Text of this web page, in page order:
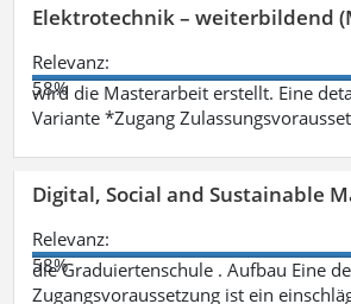
Elektrotechnik – weiterbildend
Relevanz:
58%
wird die Masterarbeit erstellt. Eine
Variante *Zugang
Digital, Social and Sustainable
Relevanz:
58%
die Graduiertenschule . Aufbau Eine
Zugangsvoraussetzung ist ein